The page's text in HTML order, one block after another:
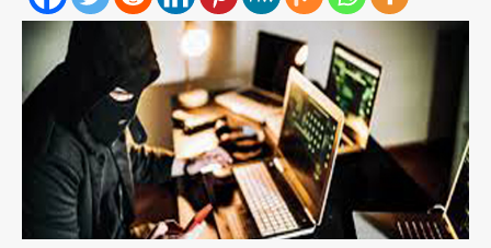
Atiq Ahmed : अबान के जनाजे में उमड़ी
भीड़, तोड़ी बैरिकेडिंग; लखनऊ जेल से लखनऊ
पहुंचा उमर
jai hind janab
Narela Road Accident: हरियाणा
पुलिस के सब-इंस्पेक्टर के बेटे ने मर्सिडीज से
मारी टक्कर, 70 वर्षीय राहगीर महिला की मौत
jai hind janab